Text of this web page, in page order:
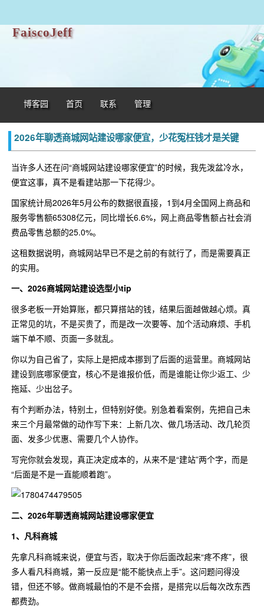
FaiscoJeff
博客园 首页 联系 管理
2026年聊透商城网站建设哪家便宜，少花冤枉钱才是关键
当许多人还在问“商城网站建设哪家便宜”的时候，我先泼盆冷水，
便宜这事，真不是看建站那一下花得少。
国家统计局2026年5月公布的数据很直接，1到4月全国网上商品和
服务零售额65308亿元，同比增长6.6%，网上商品零售额占社会消
费品零售总额的25.0%。
这租数据说明，商城网站早已不是之前的有就行了，而是需要真正
的实用。
一、2026商城网站建设选型小tip
很多老板一开始算账，都只算搭站的钱，结果后面越做越心烦。真
正常见的坑，不是买贵了，而是改一次要等、加个活动麻烦、手机
端下单不顺、页面一多就乱。
你以为自己省了，实际上是把成本挪到了后面的运营里。商城网站
建设到底哪家便宜，核心不是谁报价低，而是谁能让你少返工、少
拖延、少出岔子。
有个判断办法，特别土，但特别好使。别急着看案例，先把自己未
来三个月最常做的动作写下来：上新几次、做几场活动、改几轮页
面、发多少优惠、需要几个人协作。
写完你就会发现，真正决定成本的，从来不是“建站”两个字，而是
“后面是不是一直能顺着跑”。
二、2026年聊透商城网站建设哪家便宜
1、凡科商城
先拿凡科商城来说，便宜与否，取决于你后面改起来“疼不疼”，很
多人看凡科商城，第一反应是“能不能快点上手”。这问题问得没
错，但还不够。做商城最怕的不是不会搭，是搭完以后每次改东西
都费劲。